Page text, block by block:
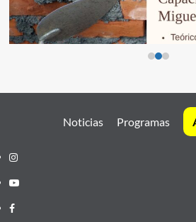
Noticias Programas
Instagram
Youtube
Facebook